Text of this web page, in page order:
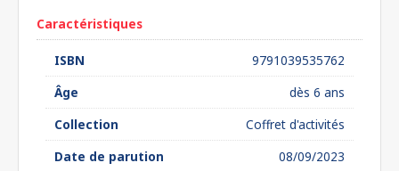
Caractéristiques
ISBN
9791039535762
Âge
dès 6 ans
Collection
Coffret d'activités
Date de parution
08/09/2023